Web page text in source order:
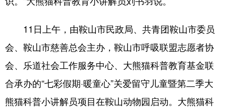
浙江 安徽 福建 江西
广东 广西 海南 重庆
四川 贵州 云南 西藏
11日上午，由鞍山市民政局、共青团鞍山市委员
会、鞍山市慈善总会主办，鞍山市呼吸联盟志愿者协
会、乐道社会工作服务中心、大熊猫科普教育基金联
合承办的“七彩假期·暖童心”关爱留守儿童暨第二季大
熊猫科普小讲解员项目在鞍山动物园启动。大熊猫科